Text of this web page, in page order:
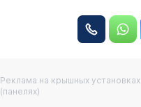
Реклама на крышных установках
(панелях)